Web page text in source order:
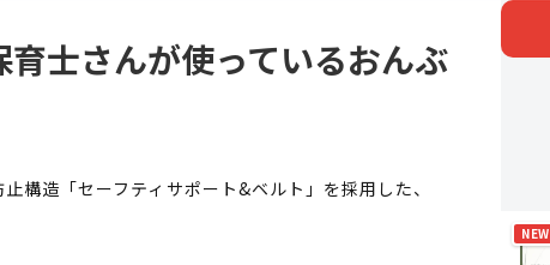
育士さんが使っているおんぶ
構造「セーフティサポート&ベルト」を採用した、
NEW